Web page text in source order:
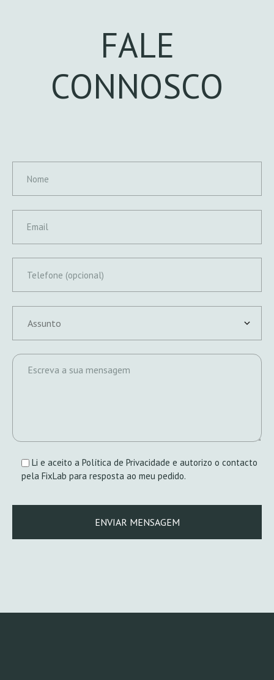
FALE
CONNOSCO
Li e aceito a Política de Privacidade e autorizo o contacto
pela FixLab para resposta ao meu pedido.